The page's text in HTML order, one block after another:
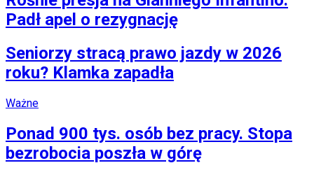
Sennik
Kody rabatowe
Forsal.pl
INFOR.pl
ZdrowieGO.pl
Padł apel o rezygnację
Seniorzy stracą prawo jazdy w 2026
roku? Klamka zapadła
Ważne
Ponad 900 tys. osób bez pracy. Stopa
bezrobocia poszła w górę